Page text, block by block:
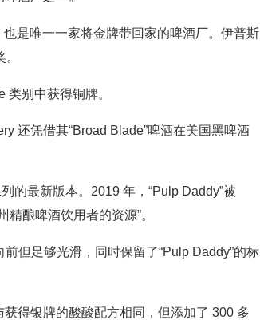
是唯一一家将金牌带回家的啤酒厂。伊普斯
类别中获得铜牌。
还凭借其“Broad Blade”啤酒在美国黑啤酒
的最新版本。2019 年，“Pulp Daddy”被
酿啤酒饮用者的资源”。
但足够光滑，同时保留了“Pulp Daddy”的标
获得银牌的酸酸配方相同，但添加了 300 多